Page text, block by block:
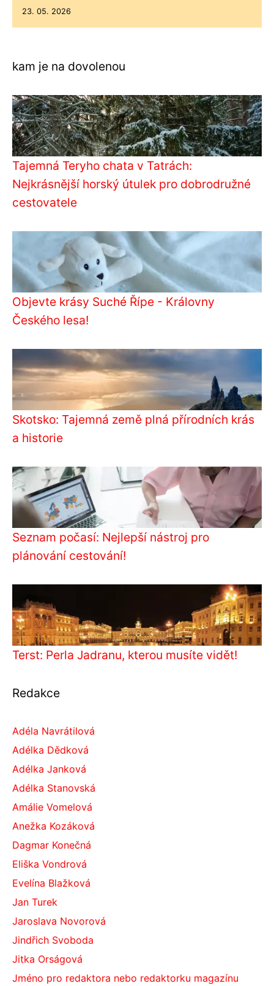
23. 05. 2026
kam je na dovolenou
Tajemná Teryho chata v Tatrách:
Nejkrásnější horský útulek pro dobrodružné
cestovatele
Objevte krásy Suché Řípe - Královny
Českého lesa!
Skotsko: Tajemná země plná přírodních krás
a historie
Seznam počasí: Nejlepší nástroj pro
plánování cestování!
Terst: Perla Jadranu, kterou musíte vidět!
Redakce
Adéla Navrátilová
Adélka Dědková
Adélka Janková
Adélka Stanovská
Amálie Vomelová
Anežka Kozáková
Dagmar Konečná
Eliška Vondrová
Evelína Blažková
Jan Turek
Jaroslava Novorová
Jindřich Svoboda
Jitka Orságová
Jméno pro redaktora nebo redaktorku magazínu